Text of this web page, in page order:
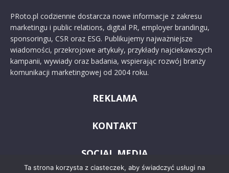
PRoto.pl codziennie dostarcza nowe informacje z zakresu
marketingu i public relations, digital PR, employer brandingu,
sponsoringu, CSR oraz ESG. Publikujemy najważniejsze
wiadomości, przekrojowe artykuły, przykłady najciekawszych
kampanii, wywiady oraz badania, wspierając rozwój branży
komunikacji marketingowej od 2004 roku.
REKLAMA
KONTAKT
SOCIAL MEDIA
Ta strona korzysta z ciasteczek, aby świadczyć usługi na